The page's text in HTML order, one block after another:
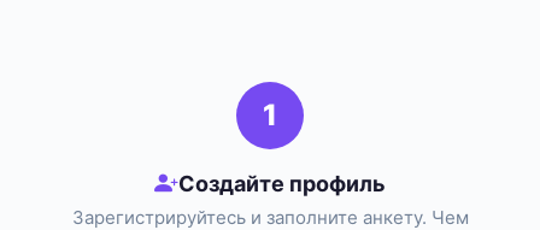
1
Создайте профиль
Зарегистрируйтесь и заполните анкету. Чем